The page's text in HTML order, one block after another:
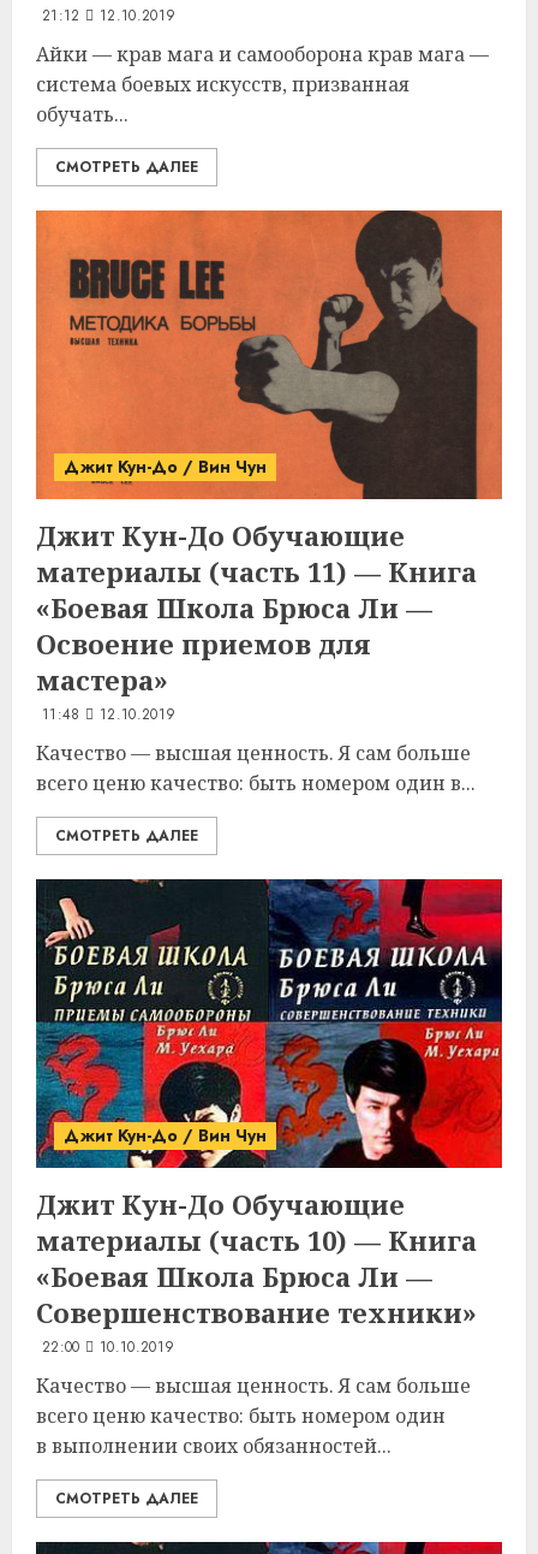
21:12 12.10.2019
Айки — крав мага и самооборона крав мага —
система боевых искусств, призванная
обучать...
СМОТРЕТЬ ДАЛЕЕ
Джит Кун-До / Вин Чун
Джит Кун-До Обучающие
материалы (часть 11) — Книга
«Боевая Школа Брюса Ли —
Освоение приемов для
мастера»
11:48 12.10.2019
Качество — высшая ценность. Я сам больше
всего ценю качество: быть номером один в...
СМОТРЕТЬ ДАЛЕЕ
Джит Кун-До / Вин Чун
Джит Кун-До Обучающие
материалы (часть 10) — Книга
«Боевая Школа Брюса Ли —
Совершенствование техники»
22:00 10.10.2019
Качество — высшая ценность. Я сам больше
всего ценю качество: быть номером один
в выполнении своих обязанностей...
СМОТРЕТЬ ДАЛЕЕ